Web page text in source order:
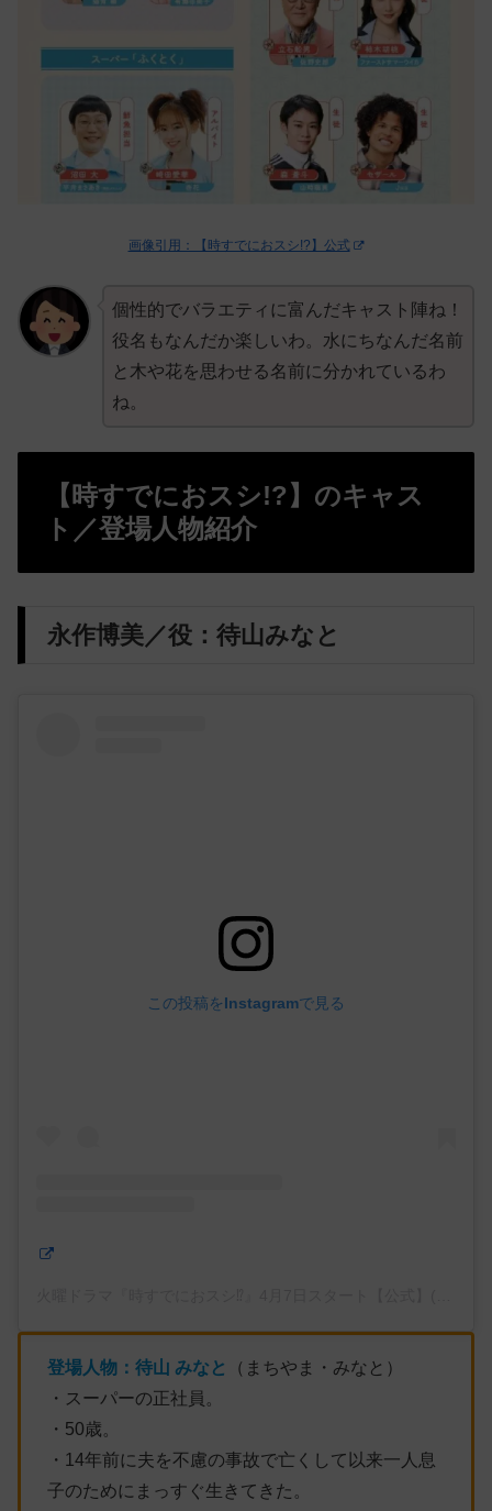
画像引用：【時すでにおスシ!?】公式
個性的でバラエティに富んだキャスト陣ね！
役名もなんだか楽しいわ。水にちなんだ名前
と木や花を思わせる名前に分かれているわ
ね。
【時すでにおスシ!?】のキャス
ト／登場人物紹介
永作博美／役：待山みなと
この投稿をInstagramで見る
登場人物： 待山 みなと
（まちやま・みなと）
・スーパーの正社員。
・50歳。
・14年前に夫を不慮の事故で亡くして以来一人息
子のためにまっすぐ生きてきた。